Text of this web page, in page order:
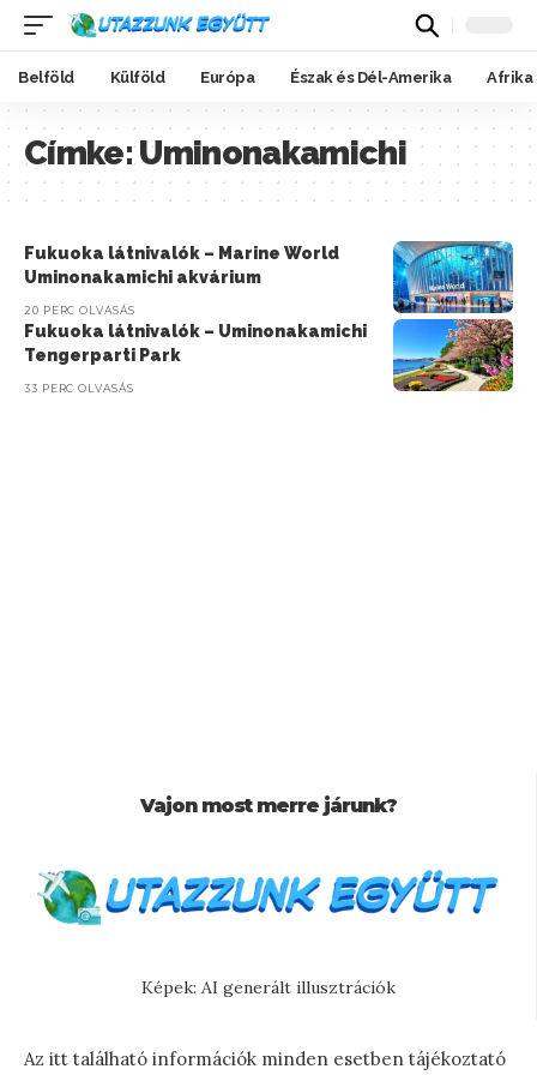
Belföld Külföld Európa Észak és Dél-Amerika Afrika
Címke:Uminonakamichi
Fukuoka látnivalók – Marine World
Uminonakamichi akvárium
20 PERC OLVASÁS
Fukuoka látnivalók – Uminonakamichi
Tengerparti Park
33 PERC OLVASÁS
Vajon most merre járunk?
Képek: AI generált illusztrációk
Az itt található információk minden esetben tájékoztató